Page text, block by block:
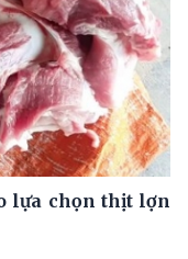
lựa chọn thịt lợn